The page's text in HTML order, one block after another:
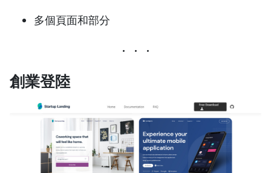
多個頁面和部分
創業登陸